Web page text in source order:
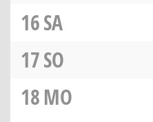
16SA
17SO
18MO